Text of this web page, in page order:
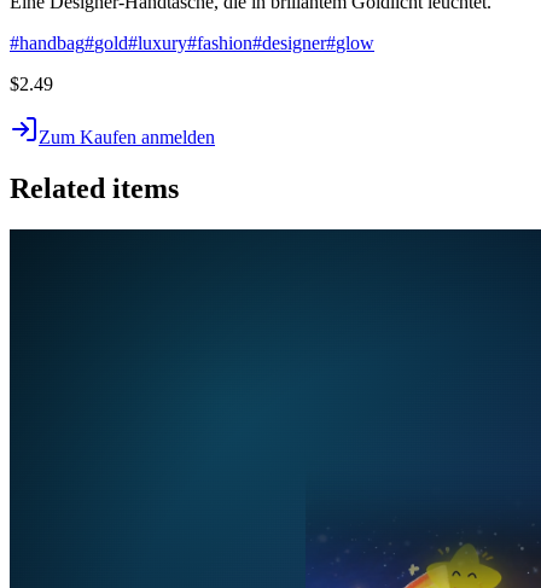
#handbag#gold#luxury#fashion#designer#glow
$2.49
Zum Kaufen anmelden
Related items